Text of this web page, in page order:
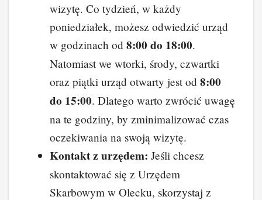
wizytę. Co tydzień, w każdy
poniedziałek, możesz odwiedzić urząd
w godzinach od 8:00 do 18:00.
Natomiast we wtorki, środy, czwartki
oraz piątki urząd otwarty jest od 8:00
do 15:00. Dlatego warto zwrócić uwagę
na te godziny, by zminimalizować czas
oczekiwania na swoją wizytę.
Kontakt z urzędem: Jeśli chcesz
skontaktować się z Urzędem
Skarbowym w Olecku, skorzystaj z